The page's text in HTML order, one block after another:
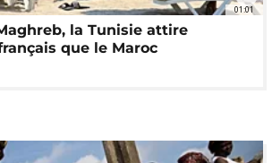
01:01
la Tunisie attire
que le Maroc